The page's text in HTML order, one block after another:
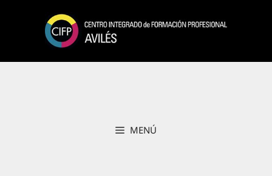
contenido
MENÚ